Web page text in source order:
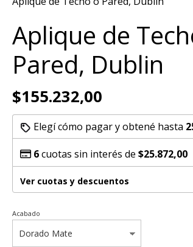
Aplique de
Pared, Dublin
$155.232,00
Elegí cómo pagar y obtené hasta
6cuotas sin interés de $25.872,00
Ver cuotas y descuentos
Acabado